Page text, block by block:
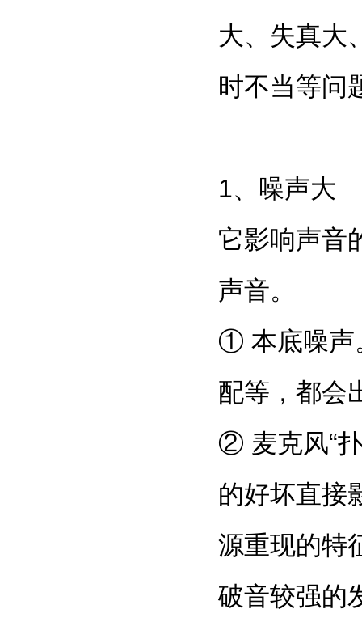
大、失真大
时不当等问
1、噪声大
它影响声音
声音。
① 本底噪声
配等，都会
② 麦克风“
的好坏直接
源重现的特
破音较强的